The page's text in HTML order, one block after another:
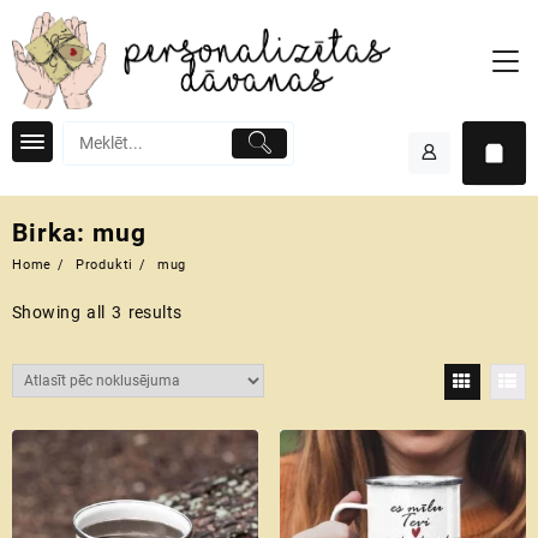
to
content
Birka: mug
Home Produkti mug
Showing all 3 results